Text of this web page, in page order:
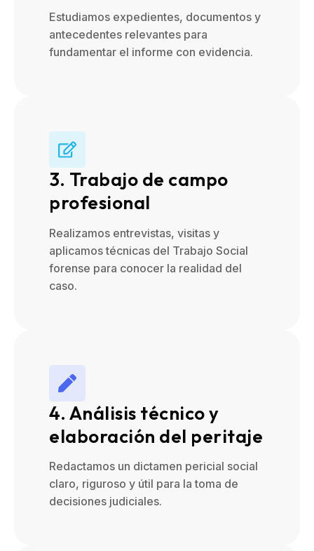
Estudiamos expedientes, documentos y
antecedentes relevantes para
fundamentar el informe con evidencia.
3. Trabajo de campo
profesional
Realizamos entrevistas, visitas y
aplicamos técnicas del Trabajo Social
forense para conocer la realidad del
caso.
4. Análisis técnico y
elaboración del peritaje
Redactamos un dictamen pericial social
claro, riguroso y útil para la toma de
decisiones judiciales.